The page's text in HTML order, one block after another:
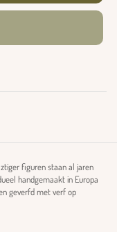
figuren staan ​​al jaren
handgemaakt in Europa
geverfd met verf op